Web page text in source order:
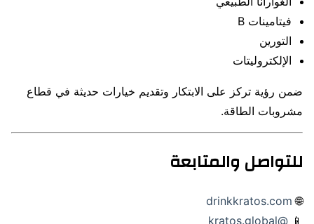
فيتامينات B
التورين
الإلكتروليتات
ضمن رؤية تركز على الابتكار وتقديم خيارات حديثة في قطاع
مشروبات الطاقة.
للتواصل والمتابعة
🌐
drinkkratos.com
📱
@kratos.global